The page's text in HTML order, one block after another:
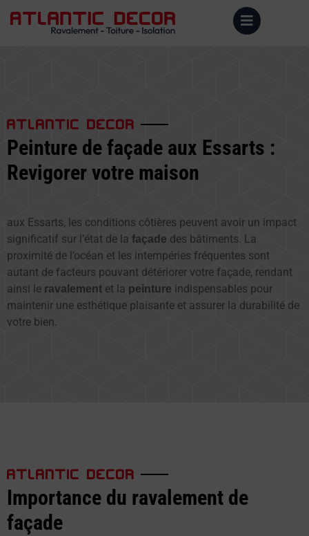
ATLANTIC DECOR
Peinture de façade aux Essarts :
Revigorer votre maison
aux Essarts, les conditions côtières peuvent avoir un impact
significatif sur l’état de la façade des bâtiments. La
proximité de l’océan et les intempéries fréquentes sont
autant de facteurs pouvant détériorer votre façade, rendant
ainsi le ravalement et la peinture indispensables pour
maintenir une esthétique plaisante et assurer la durabilité de
votre bien.
ATLANTIC DECOR
Importance du ravalement de
façade